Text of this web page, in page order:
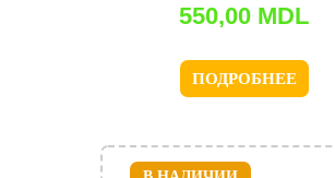
550,00 MDL
ПОДРОБНЕЕ